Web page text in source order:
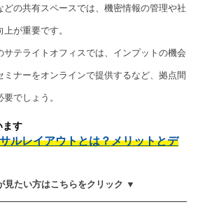
どの共有スペースでは、機密情報の管理や社
が重要です。
サテライトオフィスでは、インプットの機会
ナーをオンラインで提供するなど、拠点間
でしょう。
ます
ルレイアウトとは？メリットとデ
見たい方はこちらをクリック ▼